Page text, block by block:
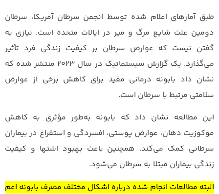
طبق آمارهای اعلام شده توسط انجمن سرطان آمریکا، سرطان
دومین علت شایع مرگ و میر در ایالات متحده است. نیازی به
گفتن نیست که عوارض سرطان بر کیفیت زندگی فرد تأثیر
می‌گذارد. یک گزارش سیستماتیک در سال ۲۰۲۳ منتشر شده که
نشان داد بابونه درمانی مفید برای کاهش برخی از عوارض
سلامتی مرتبط با سرطان است.
این مطالعه نشان داد که بابونه به‌طور مؤثری به کاهش
موکوزیت دهان، عوارض پوستی، افسردگی و استفراغ در بیماران
سرطانی کمک می‌کند. همچنین باعث بهبود اشتها و کیفیت
زندگی بیماران مبتلا به سرطان می‌شود.
البته مطالعات انجام شده درباره اشکال مختلف مصرف بابونه اعم